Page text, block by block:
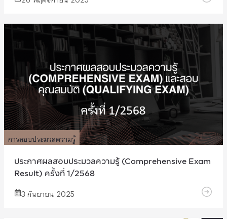
การสอบประมวลความรู้
ประกาศผลสอบประมวลความรู้ (Comprehensive Exam
Result) ครั้งที่ 1/2568
3 กันยายน 2025